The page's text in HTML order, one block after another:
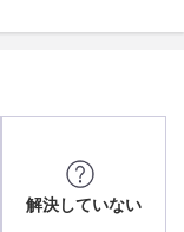
解決していない